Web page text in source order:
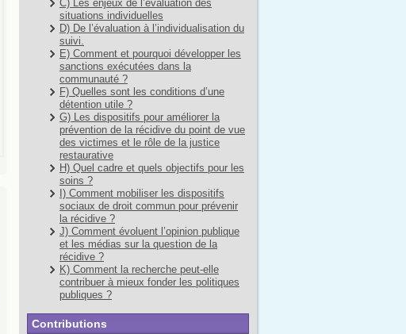
C) Les enjeux de l’évaluation des
situations individuelles
D) De l’évaluation à l’individualisation du
suivi.
E) Comment et pourquoi développer les
sanctions exécutées dans la
communauté ?
F) Quelles sont les conditions d’une
détention utile ?
G) Les dispositifs pour améliorer la
prévention de la récidive du point de vue
des victimes et le rôle de la justice
restaurative
H) Quel cadre et quels objectifs pour les
soins ?
I) Comment mobiliser les dispositifs
sociaux de droit commun pour prévenir
la récidive ?
J) Comment évoluent l’opinion publique
et les médias sur la question de la
récidive ?
K) Comment la recherche peut-elle
contribuer à mieux fonder les politiques
publiques ?
Contributions